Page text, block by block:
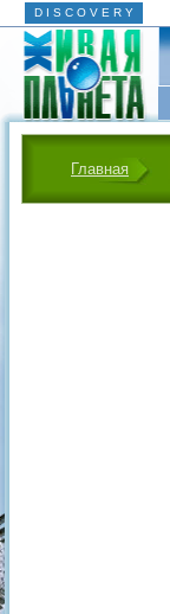
D I S C O V E R Y
Главная